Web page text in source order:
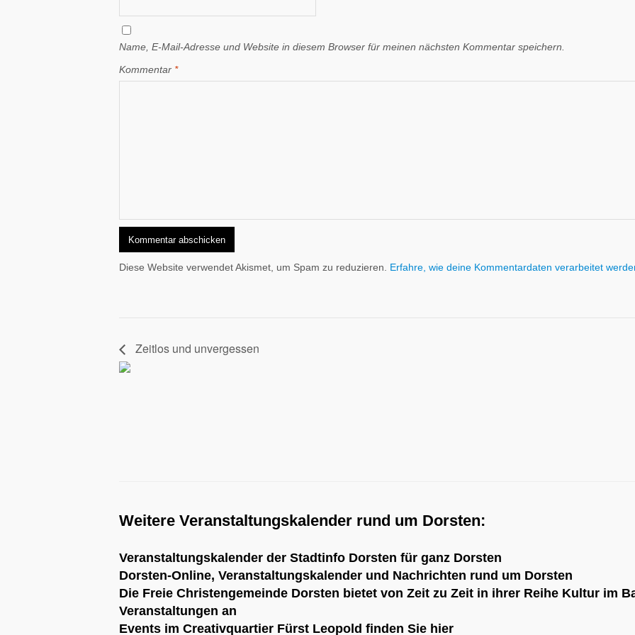
Name, E-Mail-Adresse und Website in diesem Browser für meinen nächsten Kommentar speichern.
Kommentar *
Diese Website verwendet Akismet, um Spam zu reduzieren. Erfahre, wie deine Kommentardaten verarbeitet
Zeitlos und unvergessen
Weitere Veranstaltungskalender rund um Dorsten:
Veranstaltungskalender der Stadtinfo Dorsten für ganz Dorsten
Dorsten-Online, Veranstaltungskalender und Nachrichten rund um Dorsten
Die Freie Christengemeinde Dorsten bietet von Zeit zu Zeit in ihrer Reihe Kultur im
Veranstaltungen an
Events im Creativquartier Fürst Leopold finden Sie hier